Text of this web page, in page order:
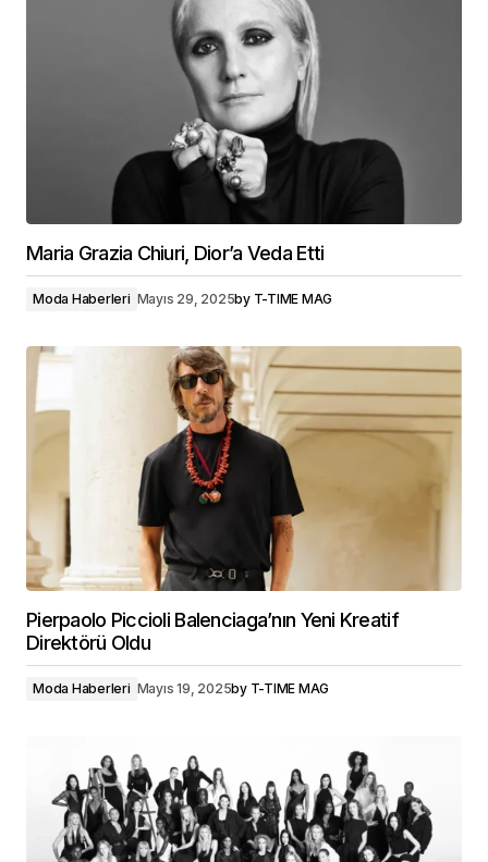
Maria Grazia Chiuri, Dior’a Veda Etti
Moda Haberleri Mayıs 29, 2025by T-TIME MAG
Pierpaolo Piccioli Balenciaga’nın Yeni Kreatif
Direktörü Oldu
Moda Haberleri Mayıs 19, 2025by T-TIME MAG